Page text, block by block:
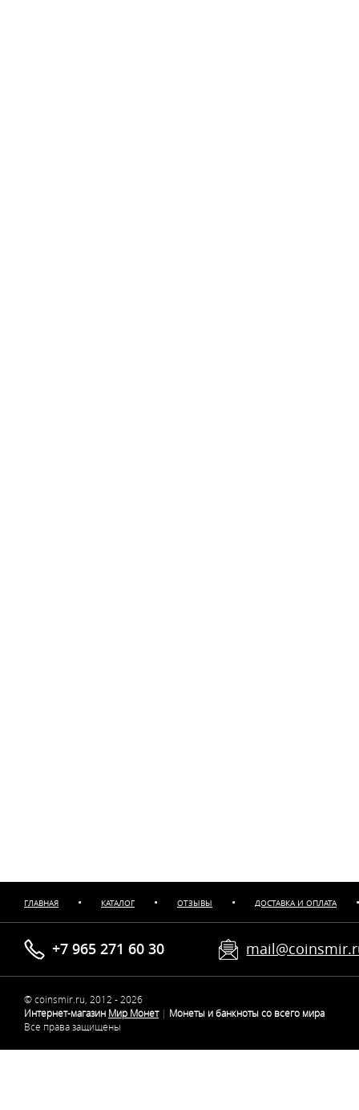
ГЛАВНАЯ • КАТАЛОГ • ОТЗЫВЫ • ДОСТАВКА И ОПЛАТА •
+7 965 271 60 30
© coinsmir.ru, 2012 - 2026
Интернет-магазин Мир Монет | Монеты и банкноты со всего мира
Все права защищены